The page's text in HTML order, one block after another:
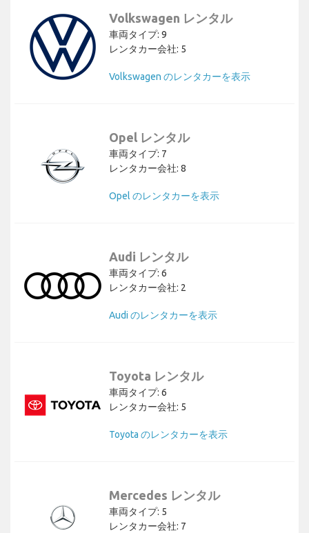
Volkswagen レンタル
車両タイプ: 9
レンタカー会社: 5
Volkswagen のレンタカーを表示
Opel レンタル
車両タイプ: 7
レンタカー会社: 8
Opel のレンタカーを表示
Audi レンタル
車両タイプ: 6
レンタカー会社: 2
Audi のレンタカーを表示
Toyota レンタル
車両タイプ: 6
レンタカー会社: 5
Toyota のレンタカーを表示
Mercedes レンタル
車両タイプ: 5
レンタカー会社: 7